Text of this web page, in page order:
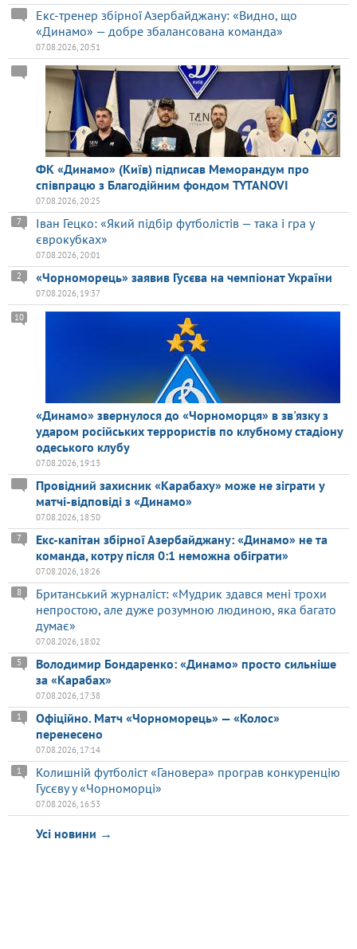
Екс-тренер збірної Азербайджану: «Видно, що
«Динамо» — добре збалансована команда»
07.08.2026, 20:51
ФК «Динамо» (Київ) підписав Меморандум про
співпрацю з Благодійним фондом TYTANOVI
07.08.2026, 20:25
Іван Гецко: «Який підбір футболістів — така і гра у
єврокубках»
7
07.08.2026, 20:01
«Чорноморець» заявив Гусєва на чемпіонат України
2
07.08.2026, 19:37
«Динамо» звернулося до «Чорноморця» в зв'язку з
ударом російських террористів по клубному стадіону
одеського клубу
10
07.08.2026, 19:13
Провідний захисник «Карабаху» може не зіграти у
матчі-відповіді з «Динамо»
07.08.2026, 18:50
Екс-капітан збірної Азербайджану: «Динамо» не та
команда, котру після 0:1 неможна обіграти»
7
07.08.2026, 18:26
Британський журналіст: «Мудрик здався мені трохи
непростою, але дуже розумною людиною, яка багато
думає»
8
07.08.2026, 18:02
Володимир Бондаренко: «Динамо» просто сильніше
за «Карабах»
5
07.08.2026, 17:38
Офіційно. Матч «Чорноморець» — «Колос»
перенесено
1
07.08.2026, 17:14
Колишній футболіст «Гановера» програв конкуренцію
Гусєву у «Чорноморці»
1
07.08.2026, 16:53
Усі новини →